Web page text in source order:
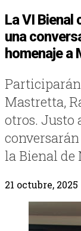
La VI Bienal
una
homenaje a
Mastretta,
otros. Justo
la Bienal de
21 octubre, 2025